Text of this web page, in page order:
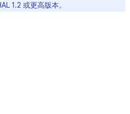
1.2 或更高版本。